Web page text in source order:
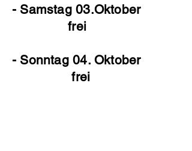
- Samstag 03.Oktober
frei
- Sonntag 04. Oktober
frei